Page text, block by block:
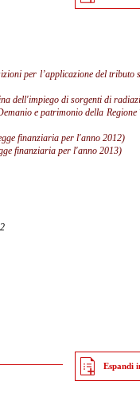
per l’applicazione del
dell'impiego di sorgenti di
e patrimonio della
finanziaria per l'anno 2012)
finanziaria per l'anno 2013)
Espandi